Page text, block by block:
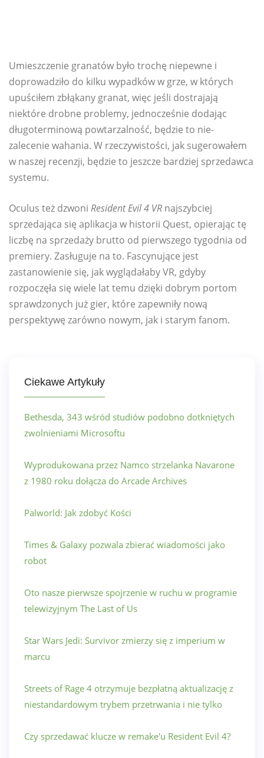
Umieszczenie granatów było trochę niepewne i
doprowadziło do kilku wypadków w grze, w których
upuściłem zbłąkany granat, więc jeśli dostrajają
niektóre drobne problemy, jednocześnie dodając
długoterminową powtarzalność, będzie to nie-
zalecenie wahania. W rzeczywistości, jak sugerowałem
w naszej recenzji, będzie to jeszcze bardziej sprzedawca
systemu.
Oculus też dzwoni Resident Evil 4 VR najszybciej
sprzedająca się aplikacja w historii Quest, opierając tę ​​
liczbę na sprzedaży brutto od pierwszego tygodnia od
premiery. Zasługuje na to. Fascynujące jest
zastanowienie się, jak wyglądałaby VR, gdyby
rozpoczęła się wiele lat temu dzięki dobrym portom
sprawdzonych już gier, które zapewniły nową
perspektywę zarówno nowym, jak i starym fanom.
Ciekawe Artykuły
Bethesda, 343 wśród studiów podobno dotkniętych
zwolnieniami Microsoftu
Wyprodukowana przez Namco strzelanka Navarone
z 1980 roku dołącza do Arcade Archives
Palworld: Jak zdobyć Kości
Times & Galaxy pozwala zbierać wiadomości jako
robot
Oto nasze pierwsze spojrzenie w ruchu w programie
telewizyjnym The Last of Us
Star Wars Jedi: Survivor zmierzy się z imperium w
marcu
Streets of Rage 4 otrzymuje bezpłatną aktualizację z
niestandardowym trybem przetrwania i nie tylko
Czy sprzedawać klucze w remake'u Resident Evil 4?